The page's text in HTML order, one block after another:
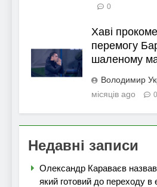
0
Хаві
перемогу
шаленому
Володимир
місяців ago
0
Недавні записи
Олександр Караваєв
який готовий до переходу в